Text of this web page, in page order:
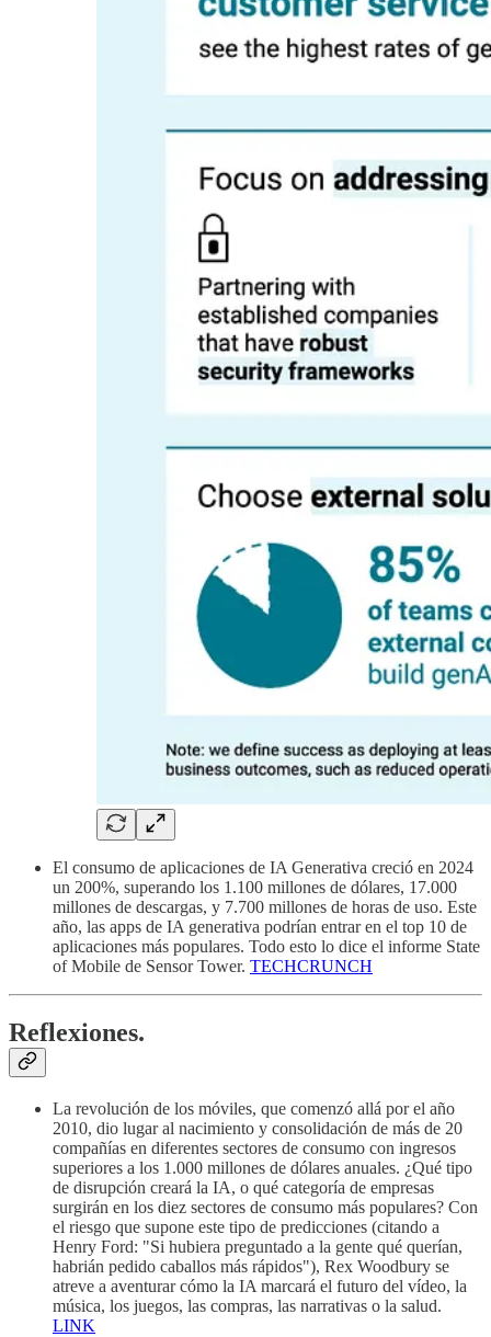
El consumo de aplicaciones de IA Generativa creció en 2024
un 200%, superando los 1.100 millones de dólares, 17.000
millones de descargas, y 7.700 millones de horas de uso. Este
año, las apps de IA generativa podrían entrar en el top 10 de
aplicaciones más populares. Todo esto lo dice el informe State
of Mobile de Sensor Tower. TECHCRUNCH
Reflexiones.
La revolución de los móviles, que comenzó allá por el año
2010, dio lugar al nacimiento y consolidación de más de 20
compañías en diferentes sectores de consumo con ingresos
superiores a los 1.000 millones de dólares anuales. ¿Qué tipo
de disrupción creará la IA, o qué categoría de empresas
surgirán en los diez sectores de consumo más populares? Con
el riesgo que supone este tipo de predicciones (citando a
Henry Ford: "Si hubiera preguntado a la gente qué querían,
habrián pedido caballos más rápidos"), Rex Woodbury se
atreve a aventurar cómo la IA marcará el futuro del vídeo, la
música, los juegos, las compras, las narrativas o la salud.
LINK